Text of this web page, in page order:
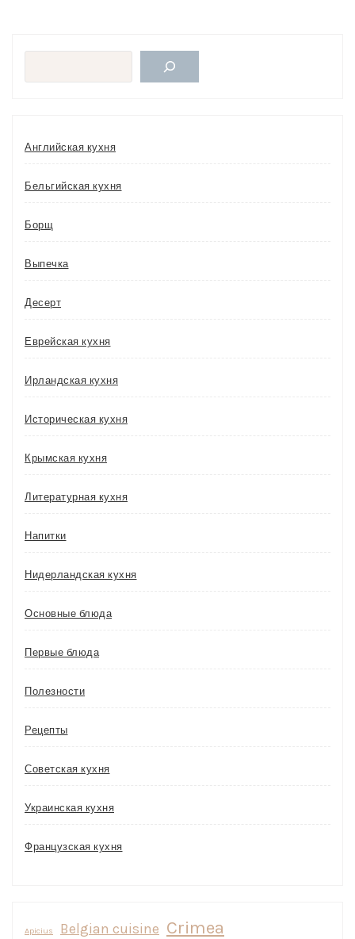
Английская кухня
Бельгийская кухня
Борщ
Выпечка
Десерт
Еврейская кухня
Ирландская кухня
Историческая кухня
Крымская кухня
Литературная кухня
Напитки
Нидерландская кухня
Основные блюда
Первые блюда
Полезности
Рецепты
Советская кухня
Украинская кухня
Французская кухня
Apicius Belgian cuisine Crimea